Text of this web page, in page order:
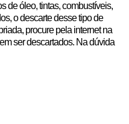
de óleo, tintas, combustíveis,
o descarte desse tipo de
procure pela internet na
ser descartados. Na dúvida